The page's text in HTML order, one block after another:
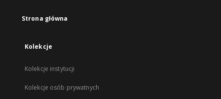
Strona główna
Kolekcje
Kolekcje instytucji
Kolekcje osób prywatnych